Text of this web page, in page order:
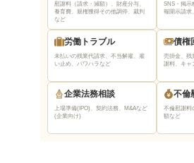
質問内容をメモなどに書き
おく
相談内容の登場人物や時系
援助申込書をあらかじめ記
法テラス静岡までのアクセス
静岡で法テラス以外に弁護士
できる窓口
慰謝料（請求・減額）、財産分与、
養育費、親権獲得その他調停、裁判
など
SNS・掲示
報開示請求
労働トラブル
未払いの残業代請求、不当解雇、雇
い止め、パワハラなど
債権
売掛金、残
謝料、キャ
企業法務相談
上場準備(IPO)、契約法務、M&Aなど
(企業向け)
不倫
不倫慰謝料
額など